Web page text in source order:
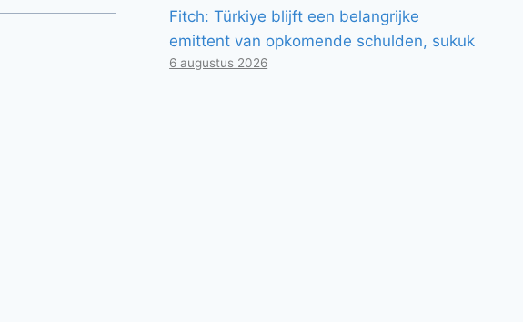
Fitch: Türkiye blijft een belangrijke
emittent van opkomende schulden, sukuk
6 augustus 2026